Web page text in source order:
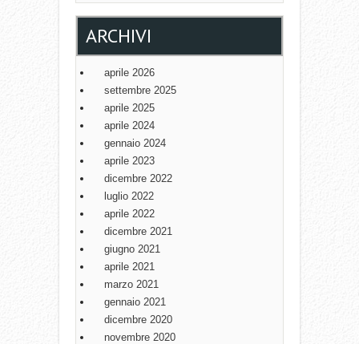
ARCHIVI
aprile 2026
settembre 2025
aprile 2025
aprile 2024
gennaio 2024
aprile 2023
dicembre 2022
luglio 2022
aprile 2022
dicembre 2021
giugno 2021
aprile 2021
marzo 2021
gennaio 2021
dicembre 2020
novembre 2020